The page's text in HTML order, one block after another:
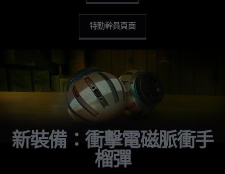
特勤幹員頁面
新裝備：衝擊電磁脈衝手
榴彈